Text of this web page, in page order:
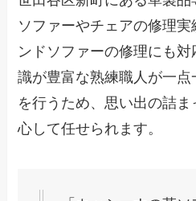
ソファーやチェアの修理
ンドソファーの修理にも
識が豊富な熟練職人が一
を行うため、思い出の詰
心して任せられます。